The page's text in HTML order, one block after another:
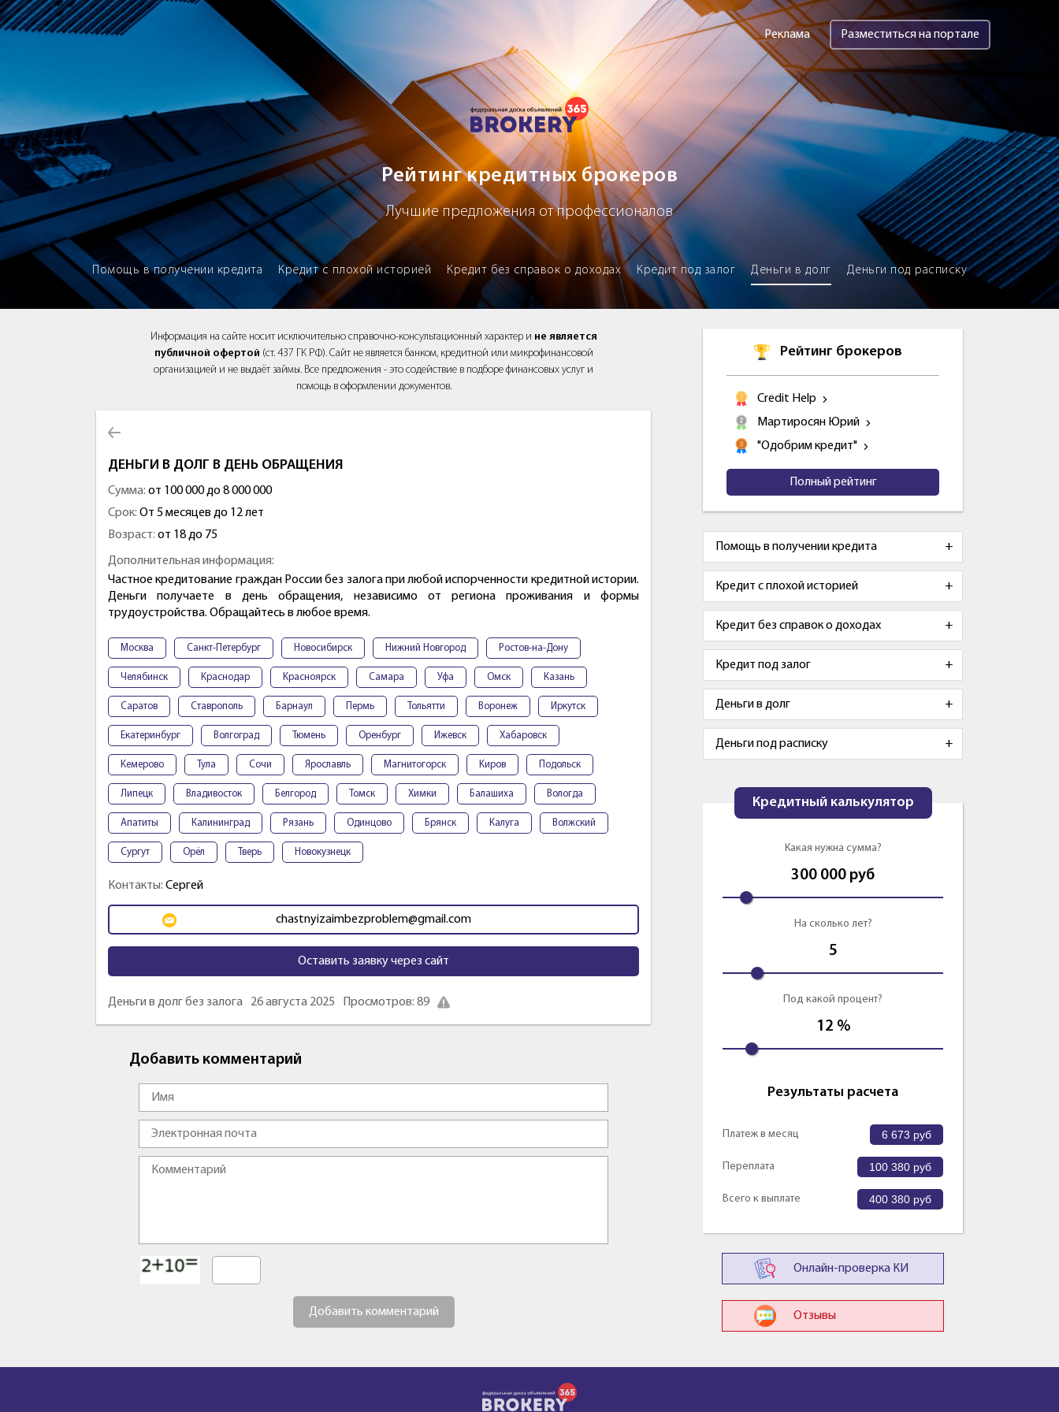
Brokery365 - Рейтинг кредитных брокеров
Реклама Разместиться на портале
Рейтинг кредитных брокеров
Лучшие предложения от профессионалов
Помощь в получении кредита Кредит с плохой историей Кредит без справок о доходах Кредит под залог Деньги в долг Деньги под расписку
Информация на сайте носит исключительно справочно-консультационный характер и не является
публичной офертой (ст. 437 ГК РФ). Сайт не является банком, кредитной или микрофинансовой
организацией и не выдаёт займы. Все предложения - это содействие в подборе финансовых услуг и
помощь в оформлении документов.
ДЕНЬГИ В ДОЛГ В ДЕНЬ ОБРАЩЕНИЯ
Сумма: от 100 000 до 8 000 000
Срок: От 5 месяцев до 12 лет
Возраст: от 18 до 75
Дополнительная информация:
Частное кредитование граждан России без залога при любой испорченности кредитной истории.
Деньги получаете в день обращения, независимо от региона проживания и формы
трудоустройства. Обращайтесь в любое время.
Москва Санкт-Петербург Новосибирск Нижний Новгород Ростов-на-Дону
Челябинск Краснодар Красноярск Самара Уфа Омск Казань
Саратов Ставрополь Барнаул Пермь Тольятти Воронеж Иркутск
Екатеринбург Волгоград Тюмень Оренбург Ижевск Хабаровск
Кемерово Тула Сочи Ярославль Магнитогорск Киров Подольск
Липецк Владивосток Белгород Томск Химки Балашиха Вологда
Апатиты Калининград Рязань Одинцово Брянск Калуга Волжский
Сургут Орёл Тверь Новокузнецк
Контакты: Сергей
chastnyizaimbezproblem@gmail.com
Оставить заявку через сайт
Деньги в долг без залога 26 августа 2025 Просмотров: 89
Добавить комментарий
Добавить комментарий
Рейтинг брокеров
Credit Help
Мартиросян Юрий
"Одобрим кредит"
Полный рейтинг
Помощь в получении кредита
Кредит с плохой историей
Кредит без справок о доходах
Кредит под залог
Деньги в долг
Деньги под расписку
Кредитный калькулятор
Какая нужна сумма?
300 000 руб
На сколько лет?
5
Под какой процент?
12 %
Результаты расчета
Платеж в месяц 6 673 руб
Переплата 100 380 руб
Всего к выплате 400 380 руб
Онлайн-проверка КИ
Отзывы